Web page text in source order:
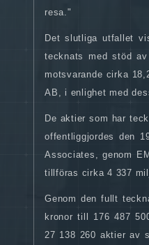
resa."
Det slutliga utfallet
tecknats med stöd
motsvarande cirka
AB, i enlighet med
De aktier som har
offentliggjordes den
Associates, genom
tillföras cirka 4 337
Genom den fullt
kronor till 176 487
27 138 260 aktier av